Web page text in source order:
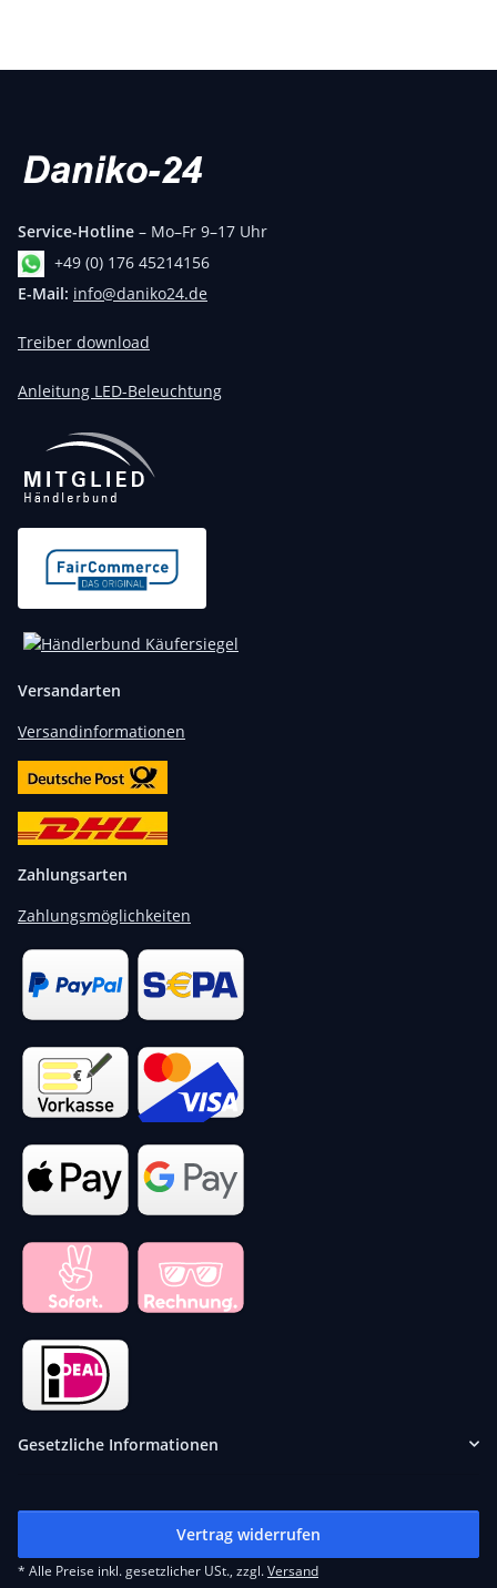
Service-Hotline – Mo–Fr 9–17 Uhr
+49 (0) 176 45214156
E-Mail: info@daniko24.de
Treiber download
Anleitung LED-Beleuchtung
Versandarten
Versandinformationen
Zahlungsarten
Zahlungsmöglichkeiten
Gesetzliche Informationen
Vertrag widerrufen
* Alle Preise inkl. gesetzlicher USt., zzgl.Versand